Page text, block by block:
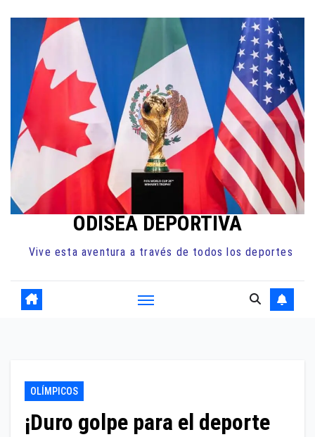
contenido
ODISEA DEPORTIVA
Vive esta aventura a través de todos los deportes
OLÍMPICOS
¡Duro golpe para el deporte